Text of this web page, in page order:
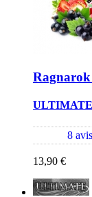
Ragnarok
ULTIMATE
8 avis
13,90 €